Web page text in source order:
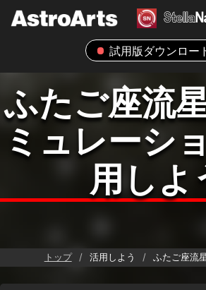
試用版ダウンロー
ふたご座流
ミュレーシ
用しよ
トップ 活用しよう ふたご座流